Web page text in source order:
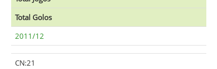
Total Golos
2011/12
CN:21